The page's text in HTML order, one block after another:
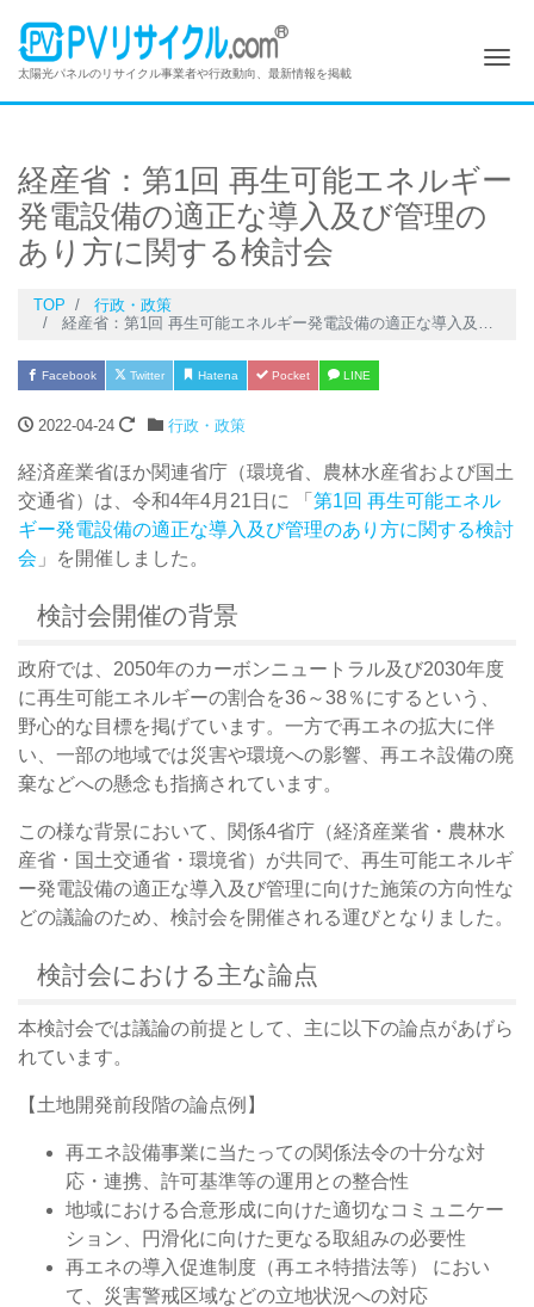
太陽光パネルのリサイクル事業者や行政動向、最新情報を掲載
経産省：第1回 再生可能エネルギー
発電設備の適正な導入及び管理の
あり方に関する検討会
TOP
行政・政策
経産省：第1回 再生可能エネルギー発電設備の適正な導入及び管理のあり方に関する検討会
Facebook Twitter Hatena Pocket LINE
2022-04-24 行政・政策
経済産業省ほか関連省庁（環境省、農林水産省および国土
交通省）は、令和4年4月21日に 「 第1回 再生可能エネル
ギー発電設備の適正な導入及び管理のあり方に関する検討
会 」を開催しました。
検討会開催の背景
政府では、2050年のカーボンニュートラル及び2030年度
に再生可能エネルギーの割合を36～38％にするという、
野心的な目標を掲げています。一方で再エネの拡大に伴
い、一部の地域では災害や環境への影響、再エネ設備の廃
棄などへの懸念も指摘されています。
この様な背景において、関係4省庁（経済産業省・農林水
産省・国土交通省・環境省）が共同で、再生可能エネルギ
ー発電設備の適正な導入及び管理に向けた施策の方向性な
どの議論のため、検討会を開催される運びとなりました。
検討会における主な論点
本検討会では議論の前提として、主に以下の論点があげら
れています。
【土地開発前段階の論点例】
再エネ設備事業に当たっての関係法令の十分な対
応・連携、許可基準等の運用との整合性
地域における合意形成に向けた適切なコミュニケー
ション、円滑化に向けた更なる取組みの必要性
再エネの導入促進制度（再エネ特措法等） におい
て、災害警戒区域などの立地状況への対応